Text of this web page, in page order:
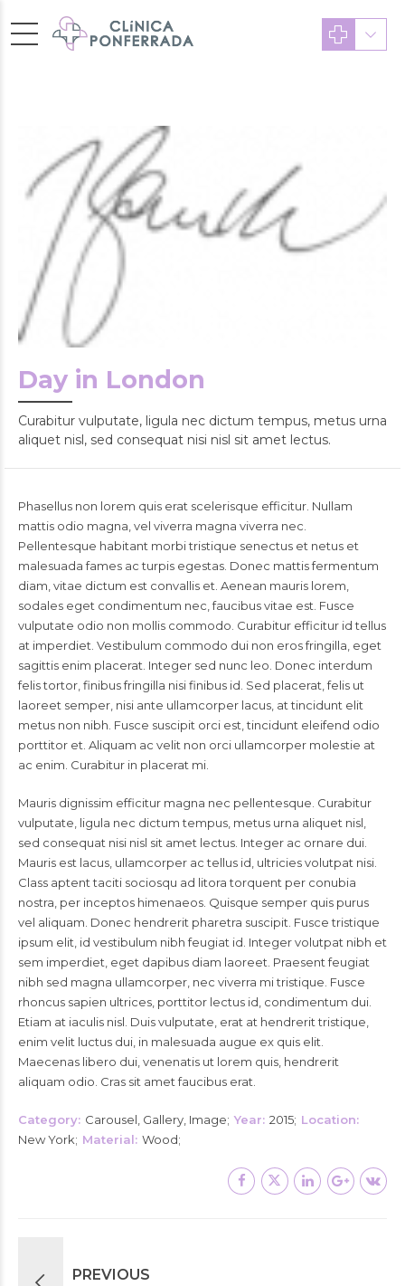
Day in London
Curabitur vulputate, ligula nec dictum tempus, metus urna
aliquet nisl, sed consequat nisi nisl sit amet lectus.
Phasellus non lorem quis erat scelerisque efficitur. Nullam
mattis odio magna, vel viverra magna viverra nec.
Pellentesque habitant morbi tristique senectus et netus et
malesuada fames ac turpis egestas. Donec mattis fermentum
diam, vitae dictum est convallis et. Aenean mauris lorem,
sodales eget condimentum nec, faucibus vitae est. Fusce
vulputate odio non mollis commodo. Curabitur efficitur id tellus
at imperdiet. Vestibulum commodo dui non eros fringilla, eget
sagittis enim placerat. Integer sed nunc leo. Donec interdum
felis tortor, finibus fringilla nisi finibus id. Sed placerat, felis ut
laoreet semper, nisi ante ullamcorper lacus, at tincidunt elit
metus non nibh. Fusce suscipit orci est, tincidunt eleifend odio
porttitor et. Aliquam ac velit non orci ullamcorper molestie at
ac enim. Curabitur in placerat mi.
Mauris dignissim efficitur magna nec pellentesque. Curabitur
vulputate, ligula nec dictum tempus, metus urna aliquet nisl,
sed consequat nisi nisl sit amet lectus. Integer ac ornare dui.
Mauris est lacus, ullamcorper ac tellus id, ultricies volutpat nisi.
Class aptent taciti sociosqu ad litora torquent per conubia
nostra, per inceptos himenaeos. Quisque semper quis purus
vel aliquam. Donec hendrerit pharetra suscipit. Fusce tristique
ipsum elit, id vestibulum nibh feugiat id. Integer volutpat nibh et
sem imperdiet, eget dapibus diam laoreet. Praesent feugiat
nibh sed magna ullamcorper, nec viverra mi tristique. Fusce
rhoncus sapien ultrices, porttitor lectus id, condimentum dui.
Etiam at iaculis nisl. Duis vulputate, erat at hendrerit tristique,
enim velit luctus dui, in malesuada augue ex quis elit.
Maecenas libero dui, venenatis ut lorem quis, hendrerit
aliquam odio. Cras sit amet faucibus erat.
Category Carousel, Gallery, Image Year 2015 Location
New York
Material Wood
PREVIOUS